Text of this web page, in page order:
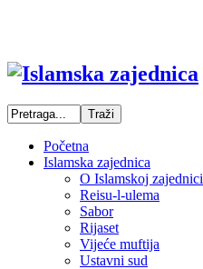
Početna
Islamska zajednica
O Islamskoj zajednici
Reisu-l-ulema
Sabor
Rijaset
Vijeće muftija
Ustavni sud